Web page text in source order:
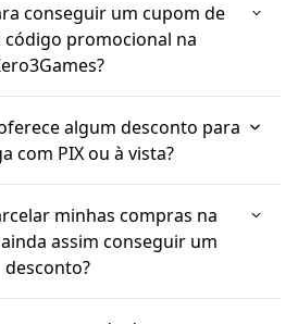
conseguir um cupom de
promocional na
ter diversas promoções e
encontrar um \"Zero3Games
ou \"Zero3Games código
maneiras: eles podem
lançamentos, produtos
ou itens mais vendidos
70%. Fique de olho no
algum desconto para
com PIX ou à vista?
pode oferecer descontos ou
via PIX. Comprar
também pode ser uma
Fique atento às ofertas
minhas compras na
assim conseguir um
desconto?